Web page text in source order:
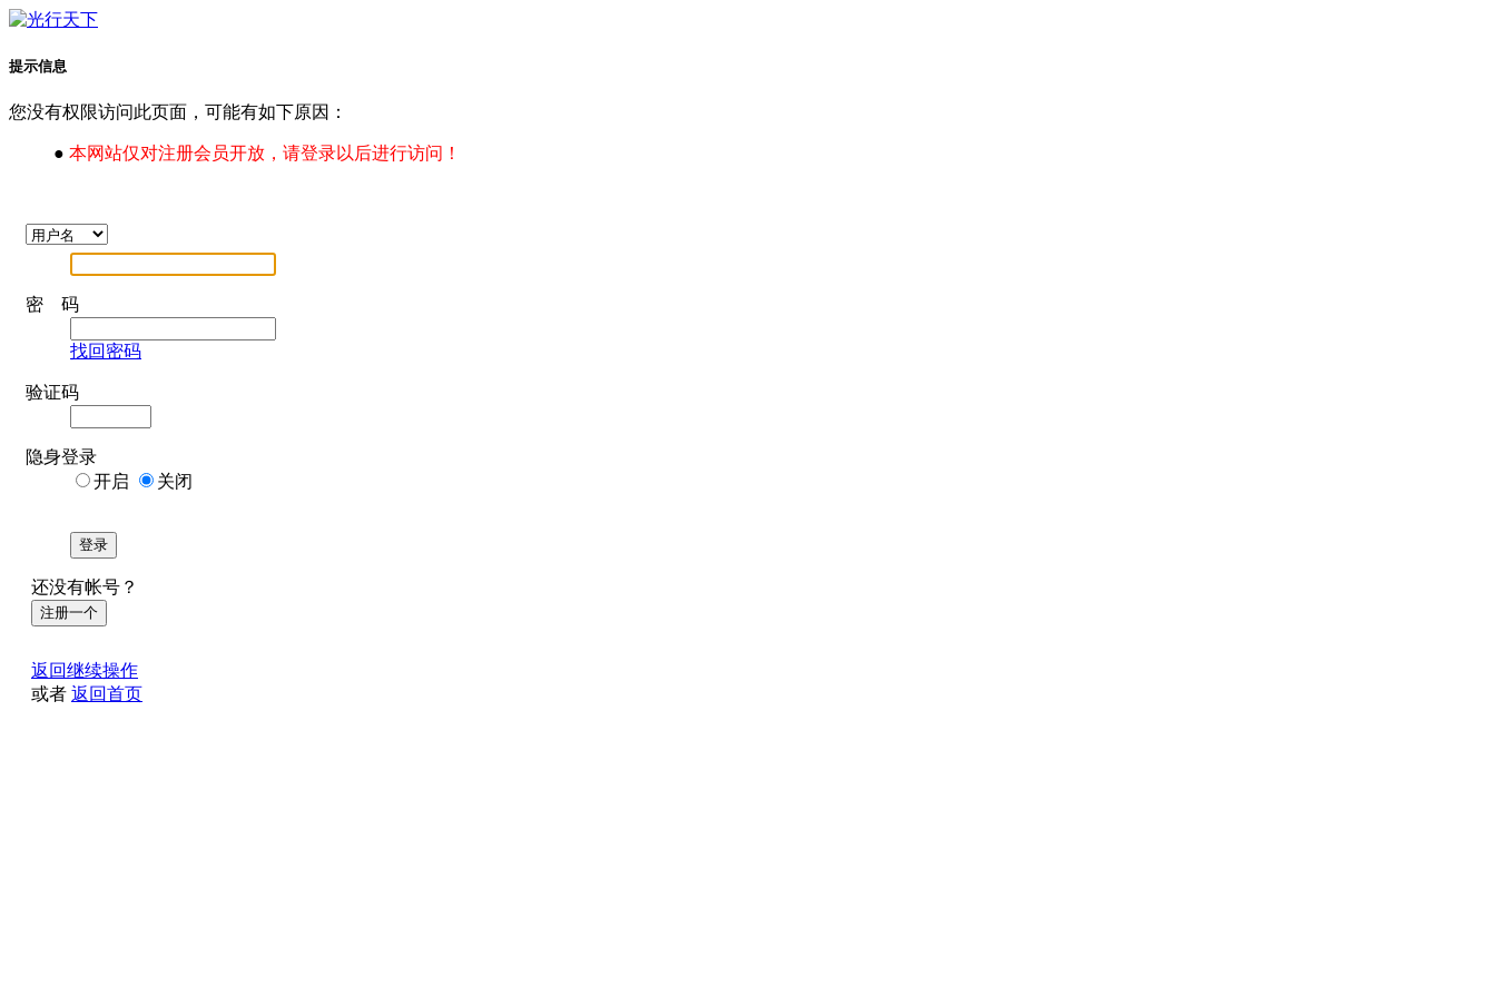
提示信息
您没有权限访问此页面，可能有如下原因：
● 本网站仅对注册会员开放，请登录以后进行访问！
密 码
找回密码
验证码
隐身登录
开启
关闭
登录
还没有帐号？
注册一个
返回继续操作
或者 返回首页